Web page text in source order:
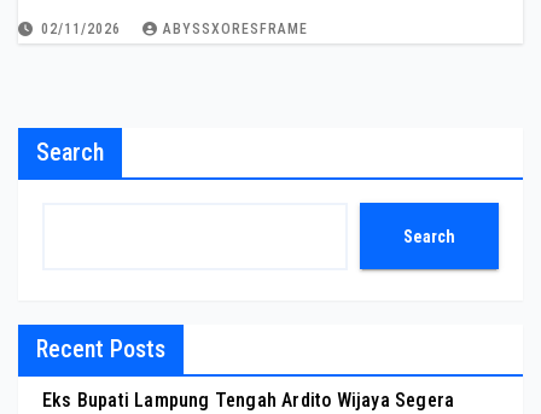
02/11/2026 ABYSSXORESFRAME
Search
Search
Recent Posts
Eks Bupati Lampung Tengah Ardito Wijaya Segera